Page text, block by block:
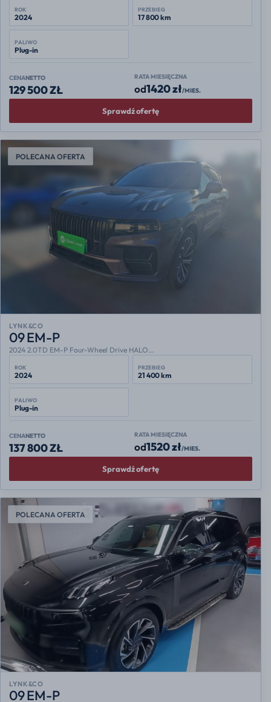
ROK
2024
PRZEBIEG
17 800 km
PALIWO
Plug-in
CENANETTO
129 500 ZŁ
RATA MIESIĘCZNA
od1420 zł/MIES.
Sprawdź ofertę
POLECANA OFERTA
LYNK&CO
09 EM-P
2024 2.0TD EM-P Four-Wheel Drive HALO...
ROK
2024
PRZEBIEG
21 400 km
PALIWO
Plug-in
CENANETTO
137 800 ZŁ
RATA MIESIĘCZNA
od1520 zł/MIES.
Sprawdź ofertę
POLECANA OFERTA
LYNK&CO
09 EM-P